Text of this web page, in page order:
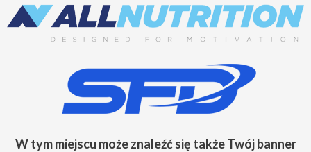
W tym miejscu może znaleźć się także Twój banner